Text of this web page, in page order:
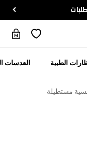
الطبية العدسات
مستطيلة